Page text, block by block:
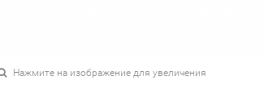
Нажмите на изображение для увеличения